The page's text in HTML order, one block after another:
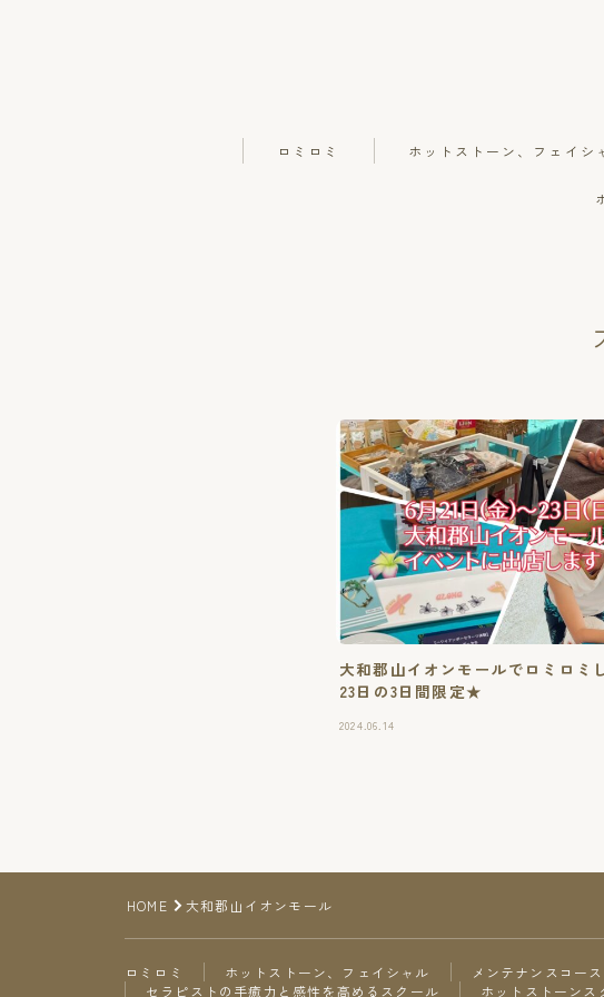
ロミロミ ホットストーン、フェイシ
メ
セ
ー
ホ
単
ご
心
大和郡山イオンモールでロミロミ
23日の3日間限定★
2024.06.14
HOME 大和郡山イオンモール
ロミロミ ホットストーン、フェイシャル
メンテナンスコース
セラピストの手癒力と感性を高めるスクール
ホットストーンス